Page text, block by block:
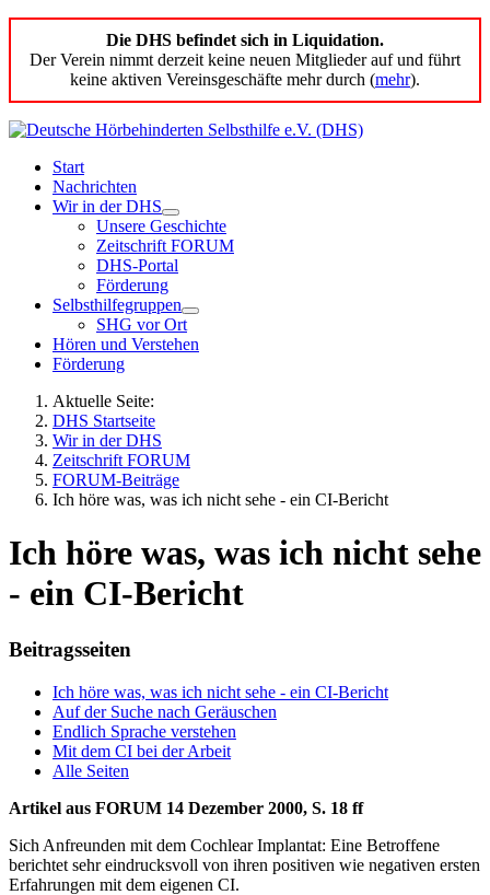
Die DHS befindet sich in Liquidation.
Der Verein nimmt derzeit keine neuen Mitglieder auf und führt
keine aktiven Vereinsgeschäfte mehr durch (mehr).
Start
Nachrichten
Wir in der DHS
Unsere Geschichte
Zeitschrift FORUM
DHS-Portal
Förderung
Selbsthilfegruppen
SHG vor Ort
Hören und Verstehen
Förderung
Aktuelle Seite:
DHS Startseite
Wir in der DHS
Zeitschrift FORUM
FORUM-Beiträge
Ich höre was, was ich nicht sehe - ein CI-Bericht
Ich höre was, was ich nicht sehe
- ein CI-Bericht
Beitragsseiten
Ich höre was, was ich nicht sehe - ein CI-Bericht
Auf der Suche nach Geräuschen
Endlich Sprache verstehen
Mit dem CI bei der Arbeit
Alle Seiten
Artikel aus FORUM 14 Dezember 2000, S. 18 ff
Sich Anfreunden mit dem Cochlear Implantat: Eine Betroffene
berichtet sehr eindrucksvoll von ihren positiven wie negativen ersten
Erfahrungen mit dem eigenen CI.